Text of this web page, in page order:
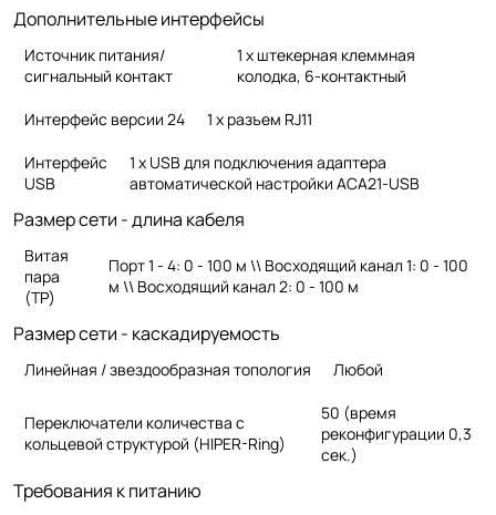
Дополнительные интерфейсы
Источник питания/
сигнальный контакт
1 х штекерная клеммная
колодка, 6-контактный
Интерфейс версии 24 1 х разъем RJ11
Интерфейс
USB
1 x USB для подключения адаптера
автоматической настройки ACA21-USB
Размер сети - длина кабеля
Витая
пара
(TP)
Порт 1 - 4: 0 - 100 м \\ Восходящий канал 1: 0 - 100
м \\ Восходящий канал 2: 0 - 100 м
Размер сети - каскадируемость
Линейная / звездообразная топология Любой
Переключатели количества с
кольцевой структурой (HIPER-Ring)
50 (время
реконфигурации 0,3
сек.)
Требования к питанию